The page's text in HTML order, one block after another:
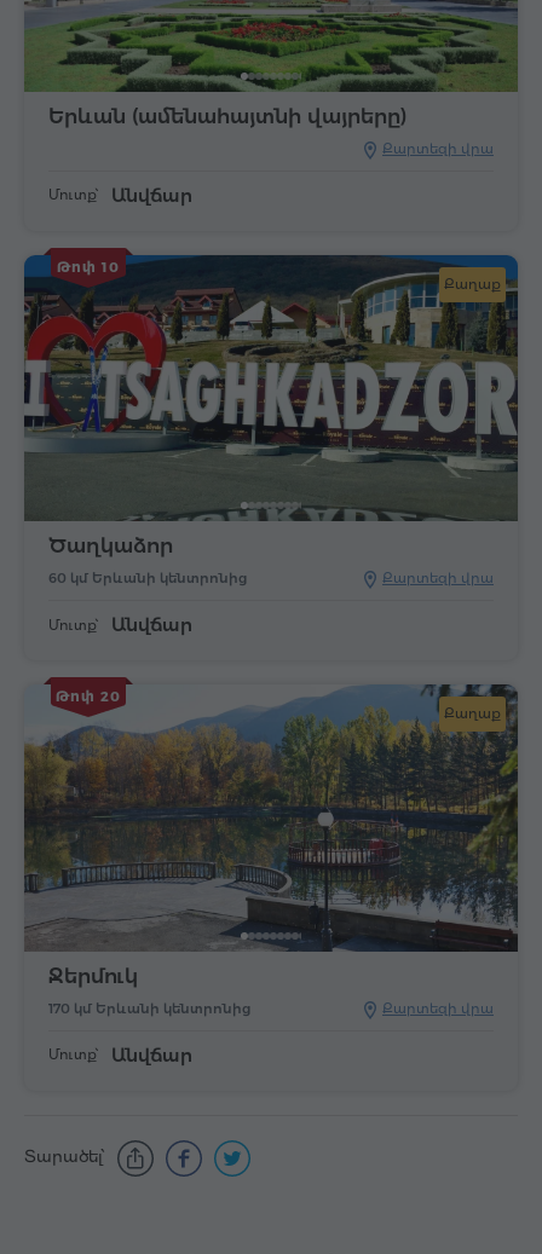
Քարտեզի վրա
Երևան (ամենահայտնի վայրերը)
Մուտք՝ Անվճար
Թոփ 10
Քաղաք
Քարտեզի վրա
60 կմ Երևանի կենտրոնից
Ծաղկաձոր
Մուտք՝ Անվճար
Թոփ 20
Քաղաք
Քարտեզի վրա
170 կմ Երևանի կենտրոնից
Ջերմուկ
Մուտք՝ Անվճար
Տարածել՝